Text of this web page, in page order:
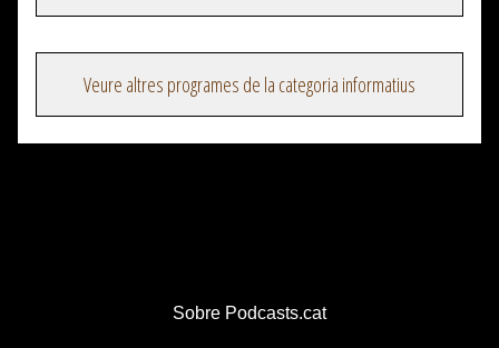
Veure altres programes de la categoria informatius
Sobre Podcasts.cat